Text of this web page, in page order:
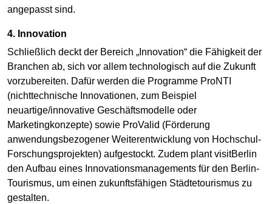
angepasst sind.
4. Innovation
Schließlich deckt der Bereich „Innovation“ die Fähigkeit der
Branchen ab, sich vor allem technologisch auf die Zukunft
vorzubereiten. Dafür werden die Programme ProNTI
(nichttechnische Innovationen, zum Beispiel
neuartige/innovative Geschäftsmodelle oder
Marketingkonzepte) sowie ProValid (Förderung
anwendungsbezogener Weiterentwicklung von Hochschul-
Forschungsprojekten) aufgestockt. Zudem plant visitBerlin
den Aufbau eines Innovationsmanagements für den Berlin-
Tourismus, um einen zukunftsfähigen Städtetourismus zu
gestalten.